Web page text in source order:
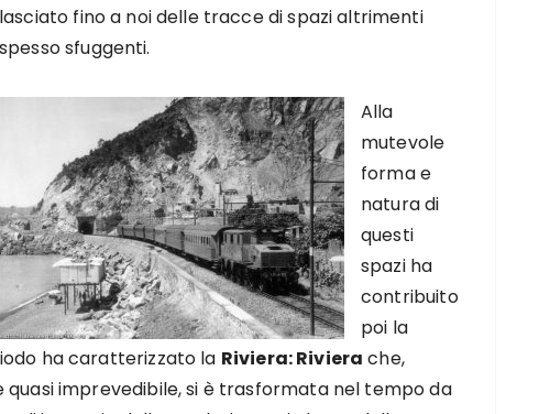
lasciato fino a noi delle tracce di spazi altrimenti
spesso sfuggenti.
Alla
mutevole
forma e
natura di
questi
spazi ha
contribuito
poi la
ha caratterizzato la Riviera: Riviera che,
imprevedibile, si è trasformata nel tempo da